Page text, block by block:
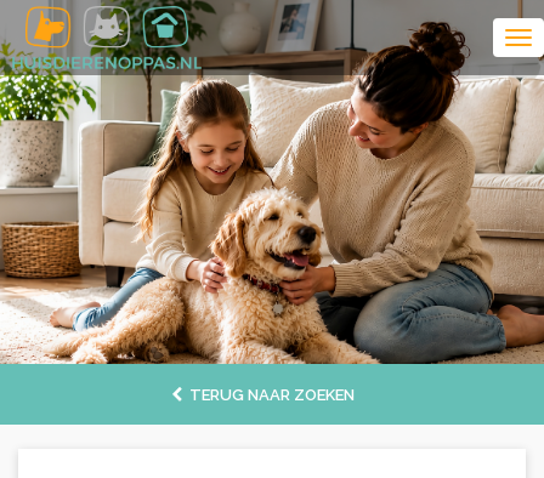
TERUG NAAR ZOEKEN